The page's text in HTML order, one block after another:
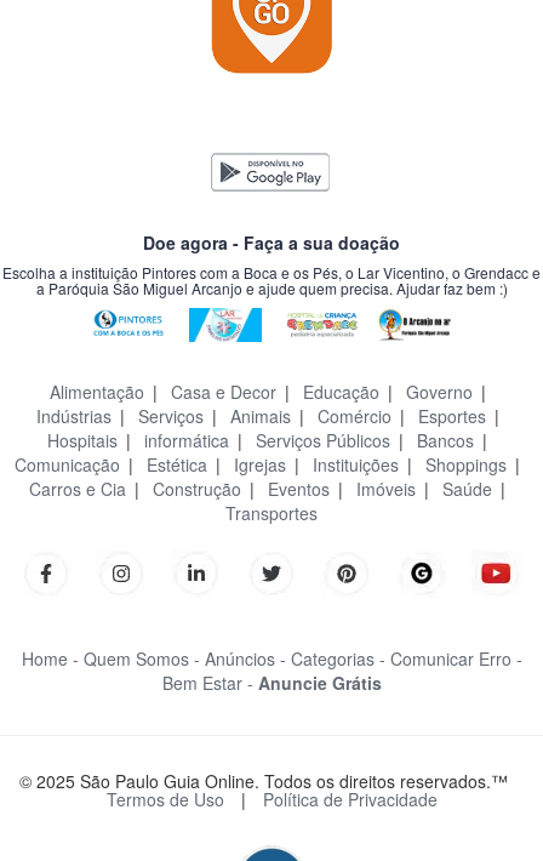
Doe agora - Faça a sua doação
Escolha a instituição Pintores com a Boca e os Pés, o Lar Vicentino, o Grendacc e
a Paróquia São Miguel Arcanjo e ajude quem precisa. Ajudar faz bem :)
Alimentação | Casa e Decor| Educação | Governo |
Indústrias| Serviços| Animais| Comércio | Esportes|
Hospitais | informática | Serviços Públicos | Bancos |
Comunicação | Estética | Igrejas | Instituições | Shoppings |
Carros e Cia | Construção | Eventos | Imóveis | Saúde |
Transportes
Home - Quem Somos - Anúncios - Categorias - Comunicar Erro -
Bem Estar - Anuncie Grátis
© 2025 São Paulo Guia Online. Todos os direitos reservados.™
Termos de Uso | Política de Privacidade